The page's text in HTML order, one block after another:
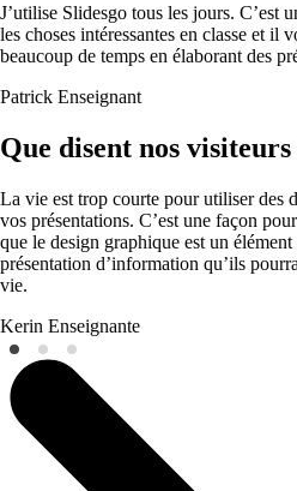
J’utilise Slidesgo tous les jours. C’est
les choses intéressantes en classe et il
beaucoup de temps en élaborant des
Patrick Enseignant
Que disent nos
La vie est trop courte pour utiliser des
vos présentations. C’est une façon
que le design graphique est un
présentation d’information qu’ils
vie.
Kerin Enseignante